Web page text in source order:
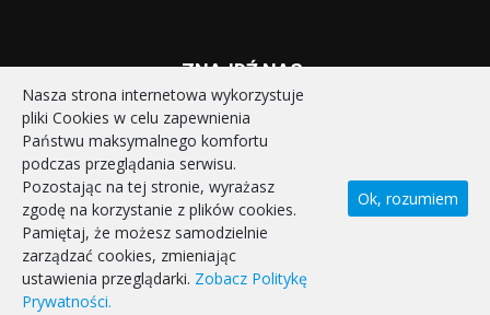
ZNAJDŹ NAS:
STRONA GŁÓWNA
REALIZOWANE PROJEKTY
POLITYKA PRYWATNOŚCI
DEKLARACJA DOSTĘPNOŚCI
KONTAKT
Nasza strona internetowa wykorzystuje
pliki Cookies w celu zapewnienia
Państwu maksymalnego komfortu
podczas przeglądania serwisu.
Pozostając na tej stronie, wyrażasz
zgodę na korzystanie z plików cookies.
Pamiętaj, że możesz samodzielnie
zarządzać cookies, zmieniając
ustawienia przeglądarki. Zobacz Politykę
Prywatności.
Ok, rozumiem